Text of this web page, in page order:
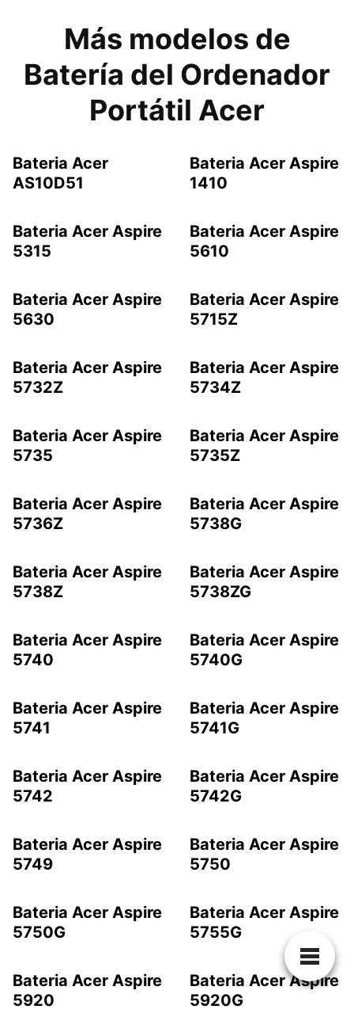
Más modelos de
Batería del Ordenador
Portátil Acer
Bateria Acer
AS10D51
Bateria Acer Aspire
1410
Bateria Acer Aspire
5315
Bateria Acer Aspire
5610
Bateria Acer Aspire
5630
Bateria Acer Aspire
5715Z
Bateria Acer Aspire
5732Z
Bateria Acer Aspire
5734Z
Bateria Acer Aspire
5735
Bateria Acer Aspire
5735Z
Bateria Acer Aspire
5736Z
Bateria Acer Aspire
5738G
Bateria Acer Aspire
5738Z
Bateria Acer Aspire
5738ZG
Bateria Acer Aspire
5740
Bateria Acer Aspire
5740G
Bateria Acer Aspire
5741
Bateria Acer Aspire
5741G
Bateria Acer Aspire
5742
Bateria Acer Aspire
5742G
Bateria Acer Aspire
5749
Bateria Acer Aspire
5750
Bateria Acer Aspire
5750G
Bateria Acer Aspire
5755G
Bateria Acer Aspire
5920
Bateria Acer Aspire
5920G